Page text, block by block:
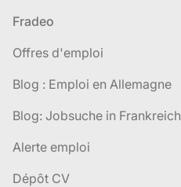
Pied de page
Fradeo
Offres d'emploi
Blog : Emploi en Allemagne
Blog: Jobsuche in Frankreich
Alerte emploi
Dépôt CV